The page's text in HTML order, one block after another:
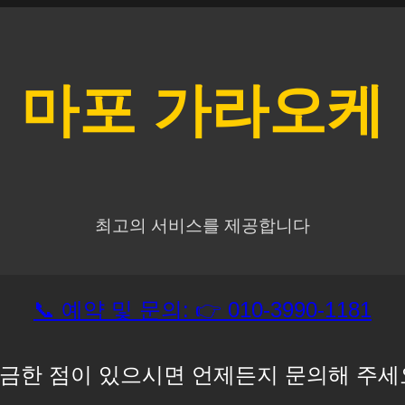
마포 가라오케
최고의 서비스를 제공합니다
📞 예약 및 문의: 👉 010-3990-1181
한 점이 있으시면 언제든지 문의해 주세